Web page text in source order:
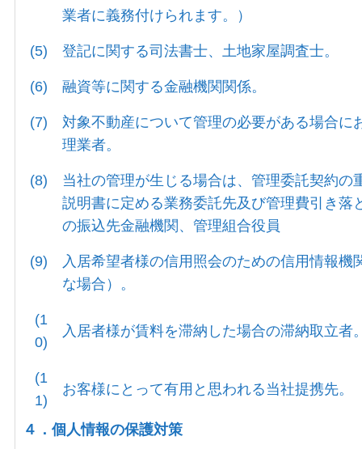
業者に義務付けられます。）
(5) 登記に関する司法書士、土地家屋調査士。
(6) 融資等に関する金融機関関係。
(7)
対象不動産について管理の必要がある場合に
理業者。
(8)
当社の管理が生じる場合は、管理委託契約の
説明書に定める業務委託先及び管理費引き落
の振込先金融機関、管理組合役員
(9)
入居希望者様の信用照会のための信用情報機
な場合）。
(1
0)
入居者様が賃料を滞納した場合の滞納取立者
(1
1)
お客様にとって有用と思われる当社提携先。
４．個人情報の保護対策